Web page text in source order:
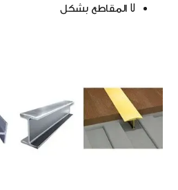
U المقاطع بشكل